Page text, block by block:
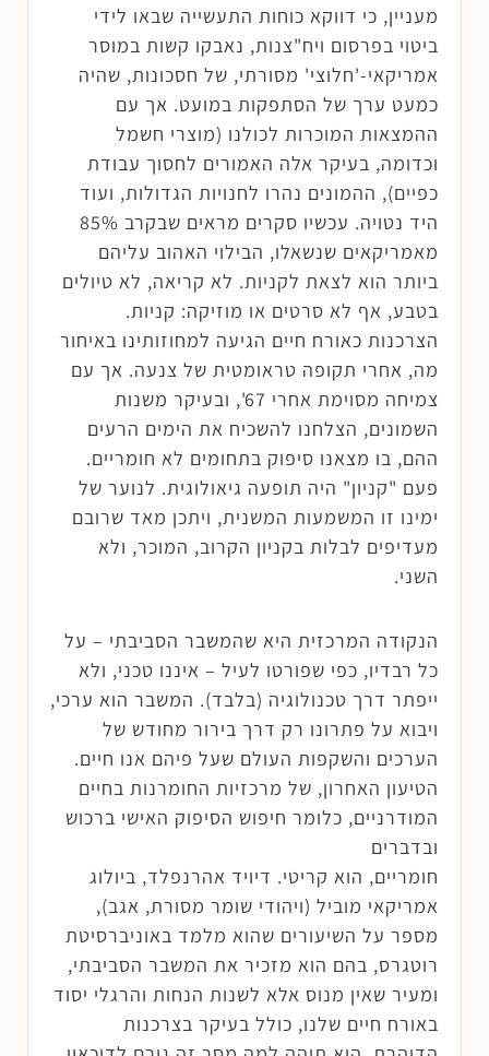
מעניין, כי דווקא כוחות התעשייה שבאו לידי
ביטוי בפרסום ויח"צנות, נאבקו קשות במוסר
אמריקאי-'חלוצי' מסורתי, של חסכונות, שהיה
כמעט ערך של הסתפקות במועט. אך עם
ההמצאות המוכרות לכולנו (מוצרי חשמל
וכדומה, בעיקר אלה האמורים לחסוך עבודת
כפיים), ההמונים נהרו לחנויות הגדולות, ועוד
היד נטויה. עכשיו סקרים מראים שבקרב 85%
מאמריקאים שנשאלו, הבילוי האהוב עליהם
ביותר הוא לצאת לקניות. לא קריאה, לא טיולים
בטבע, אף לא סרטים או מוזיקה: קניות.
הצרכנות כאורח חיים הגיעה למחוזותינו באיחור
מה, אחרי תקופה טראומטית של צנעה. אך עם
צמיחה מסוימת אחרי 67', ובעיקר משנות
השמונים, הצלחנו להשכיח את הימים הרעים
ההם, בו מצאנו סיפוק בתחומים לא חומריים.
פעם "קניון" היה תופעה גיאולוגית. לנוער של
ימינו זו המשמעות המשנית, ויתכן מאד שרובם
מעדיפים לבלות בקניון הקרוב, המוכר, ולא
השני.
הנקודה המרכזית היא שהמשבר הסביבתי – על
כל רבדיו, כפי שפורטו לעיל – איננו טכני, ולא
ייפתר דרך טכנולוגיה (בלבד). המשבר הוא ערכי,
ויבוא על פתרונו רק דרך בירור מחודש של
הערכים והשקפות העולם שעל פיהם אנו חיים.
הטיעון האחרון, של מרכזיות החומרנות בחיים
המודרניים, כלומר חיפוש הסיפוק האישי ברכוש
ובדברים
חומריים, הוא קריטי. דיויד אהרנפלד, ביולוג
אמריקאי מוביל (ויהודי שומר מסורת, אגב),
מספר על השיעורים שהוא מלמד באוניברסיטת
רוטגרס, בהם הוא מזכיר את המשבר הסביבתי,
ומעיר שאין מנוס אלא לשנות הנחות והרגלי יסוד
באורח חיים שלנו, כולל בעיקר בצרכנות